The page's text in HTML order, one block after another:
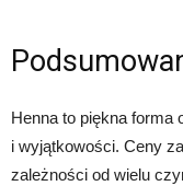
Henna to piękna forma
i wyjątkowości. Ceny
zależności od wielu